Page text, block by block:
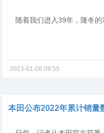
2023-01-06 09:55
本田公布2022年累计销量